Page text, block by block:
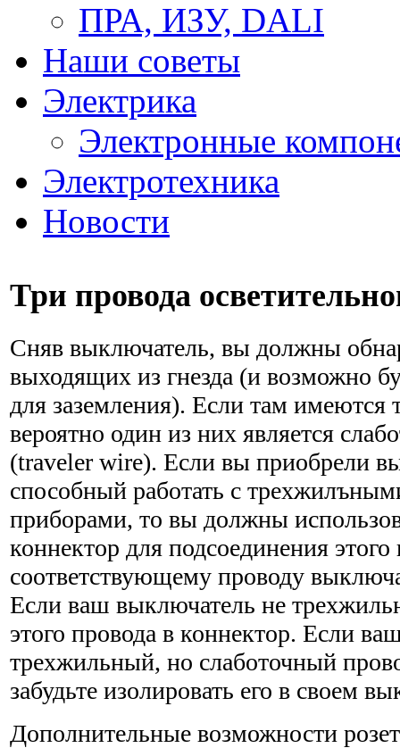
ПРА, ИЗУ, DALI
Наши советы
Электрика
Электронные
Электротехника
Новости
Три провода
Сняв выключатель, вы должны
выходящих из гнезда (и возможно
для заземления). Если там имеются
вероятно один из них является
(traveler wire). Если вы приобрели
способный работать с
приборами, то вы должны
коннектор для подсоединения этого
соответствующему проводу
Если ваш выключатель не
этого провода в коннек­тор. Если
трехжильный, но слаботочный
забудьте изолировать его в своем
Дополнительные возможности